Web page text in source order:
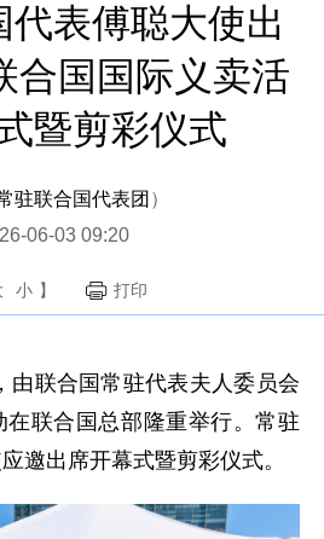
代表傅聪大使出
合国国际义卖活
暨剪彩仪式
驻联合国代表团 ）
06-03 09:20
小 】 打印
由联合国常驻代表夫人委员会
联合国总部隆重举行。常驻
邀出席开幕式暨剪彩仪式。